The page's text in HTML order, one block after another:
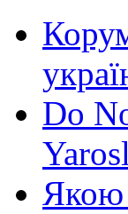
Do
Якою